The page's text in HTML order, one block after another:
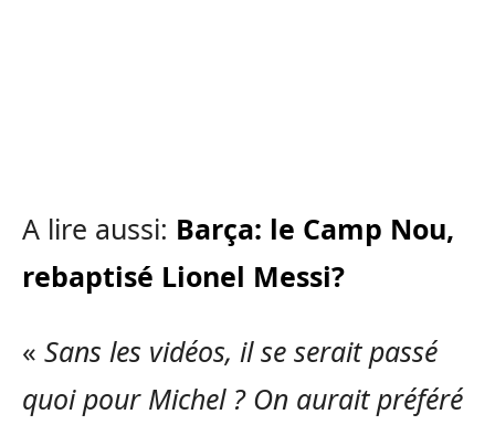
A lire aussi: Barça: le Camp Nou,
rebaptisé Lionel Messi?
« Sans les vidéos, il se serait passé
quoi pour Michel ? On aurait préféré